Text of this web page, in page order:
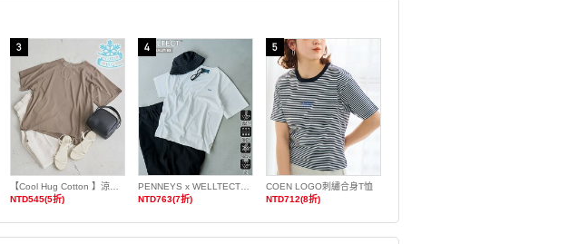
NTD545(5折)
NTD763(7折)
COEN LOGO刺繡合身T恤
NTD712(8折)